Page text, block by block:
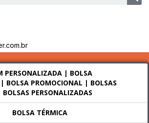
PERSONALIZADA | BOLSA
BOLSA PROMOCIONAL | BOLSAS
PERSONALIZADAS
BOLSA TÉRMICA